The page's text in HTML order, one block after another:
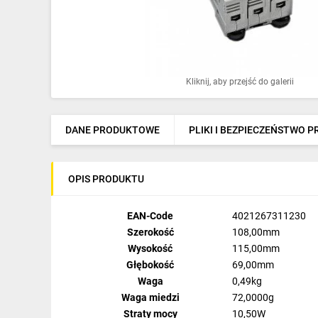
Ogrzewanie
Elektronarzędzia i mierniki
Napędy elektryczne
Kliknij, aby przejść do galerii
DANE PRODUKTOWE PLIKI I BEZPIECZEŃSTWO
OPIS PRODUKTU
EAN-Code
4021267311230
Szerokość
108,00mm
Wysokość
115,00mm
Głębokość
69,00mm
Waga
0,49kg
Waga miedzi
72,0000g
Straty mocy
10,50W